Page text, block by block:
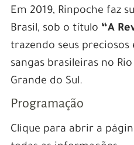
Em 2019, Rinpoche faz
Brasil, sob o título “A
trazendo seus
sangas brasileiras no
Grande do Sul.
Programação
Clique para abrir a